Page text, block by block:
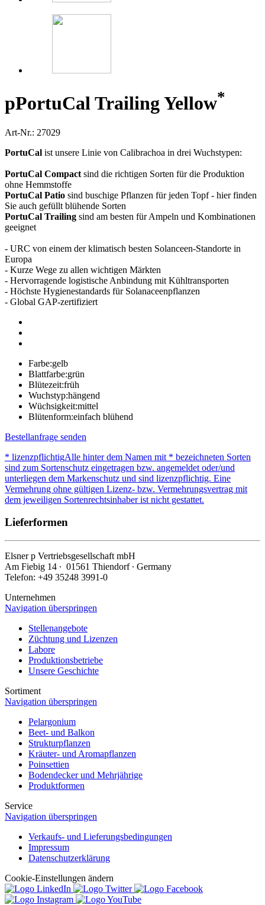
pPortuCal Trailing Yellow*
Art-Nr.: 27029
PortuCal ist unsere Linie von Calibrachoa in drei Wuchstypen:
PortuCal Compact sind die richtigen Sorten für die Produktion
ohne Hemmstoffe
PortuCal Patio sind buschige Pflanzen für jeden Topf - hier finden
Sie auch gefüllt blühende Sorten
PortuCal Trailing sind am besten für Ampeln und Kombinationen
geeignet
- URC von einem der klimatisch besten Solanceen-Standorte in
Europa
- Kurze Wege zu allen wichtigen Märkten
- Hervorragende logistische Anbindung mit Kühltransporten
- Höchste Hygienestandards für Solanaceenpflanzen
- Global GAP-zertifiziert
Farbe:gelb
Blattfarbe:grün
Blütezeit:früh
Wuchstyp:hängend
Wüchsigkeit:mittel
Blütenform:einfach blühend
Bestellanfrage senden
* lizenzpflichtigAlle hinter dem Namen mit * bezeichneten Sorten
sind zum Sortenschutz eingetragen bzw. angemeldet oder/und
unterliegen dem Markenschutz und sind lizenzpflichtig. Eine
Vermehrung ohne gültigen Lizenz- bzw. Vermehrungsvertrag mit
dem jeweiligen Sortenrechtsinhaber ist nicht gestattet.
Lieferformen
Elsnerp Vertriebsgesellschaft mbH
Am Fiebig 14 ∙ 01561 Thiendorf ∙ Germany
Telefon: +49 35248 3991-0
Unternehmen
Navigation überspringen
Stellenangebote
Züchtung und Lizenzen
Labore
Produktionsbetriebe
Unsere Geschichte
Sortiment
Navigation überspringen
Pelargonium
Beet- und Balkon
Strukturpflanzen
Kräuter- und Aromapflanzen
Poinsettien
Bodendecker und Mehrjährige
Produktformen
Service
Navigation überspringen
Verkaufs- und Lieferungsbedingungen
Impressum
Datenschutzerklärung
Cookie-Einstellungen ändern